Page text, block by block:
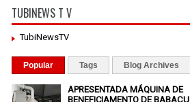
TUBINEWS T V
TubiNewsTV
Popular Tags Blog Archives
APRESENTADA MÁQUINA DE
BENEFICIAMENTO DE BABAÇU